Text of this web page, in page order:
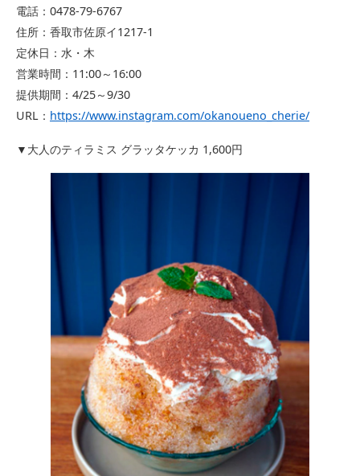
電話：0478-79-6767
住所：香取市佐原イ1217-1
定休日：水・木
営業時間：11:00～16:00
提供期間：4/25～9/30
URL： https://www.instagram.com/okanoueno_cherie/
▼大人のティラミス グラッタケッカ 1,600円